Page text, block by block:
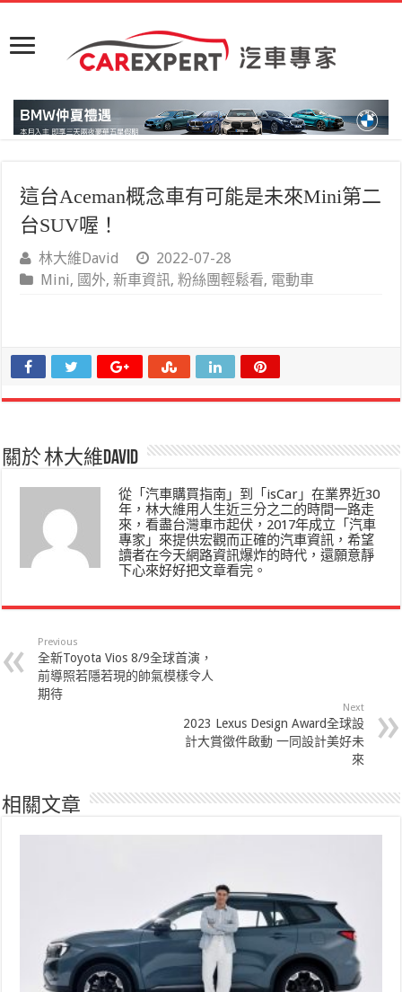
這台Aceman概念車有可能是未來Mini第二
台SUV喔！
林大維David
2022-07-28
Mini, 國外,新車資訊,粉絲團輕鬆看, 電動車
關於 林大維David
從「汽車購買指南」到「isCar」在業界近30
年，林大維用人生近三分之二的時間一路走
來，看盡台灣車市起伏，2017年成立「汽車
專家」來提供宏觀而正確的汽車資訊，希望
讀者在今天網路資訊爆炸的時代，還願意靜
下心來好好把文章看完。
Previous
全新Toyota Vios 8/9全球首演，
前導照若隱若現的帥氣模樣令人
期待
Next
2023 Lexus Design Award全球設
計大賞徵件啟動 一同設計美好未
來
相關文章